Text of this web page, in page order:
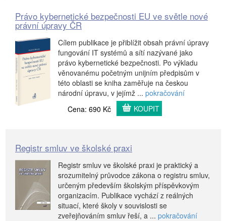
Právo kybernetické bezpečnosti EU ve světle nové
právní úpravy ČR
Cílem publikace je přiblížit obsah právní úpravy
fungování IT systémů a sítí nazývané jako
právo kybernetické bezpečnosti. Po výkladu
věnovanému početným unijním předpisům v
této oblasti se kniha zaměřuje na českou
národní úpravu, v jejímž ... pokračování
Cena: 690 Kč
KOUPIT
Registr smluv ve školské praxi
Registr smluv ve školské praxi je praktický a
srozumitelný průvodce zákona o registru smluv,
určeným především školským příspěvkovým
organizacím. Publikace vychází z reálných
situací, které školy v souvislosti se
zveřejňováním smluv řeší, a ... pokračování